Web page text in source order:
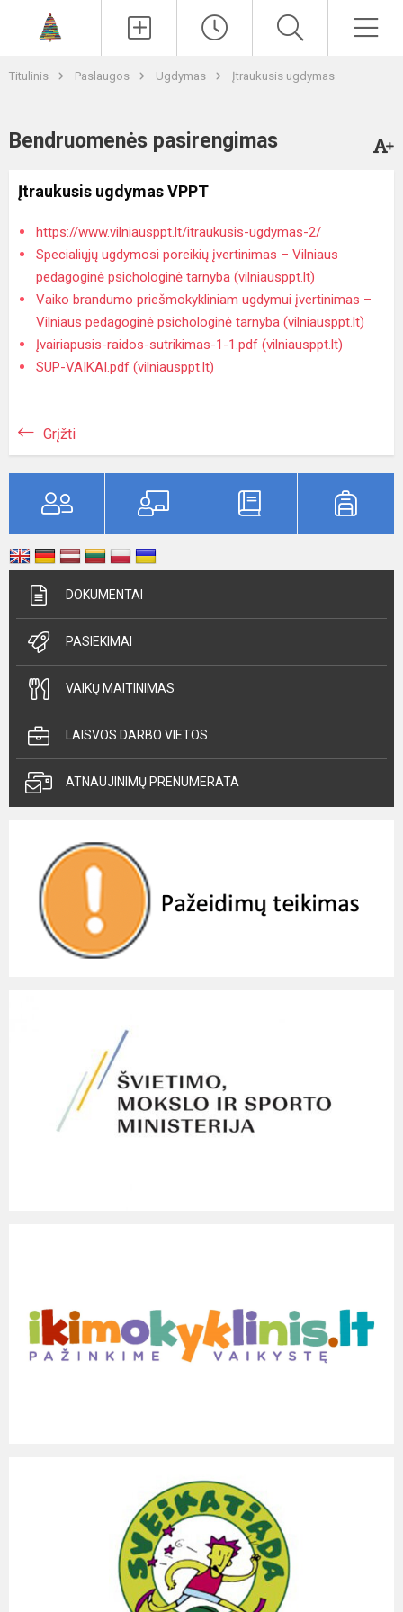
Titulinis Paslaugos Ugdymas Įtraukusis ugdymas
Bendruomenės pasirengimas
Įtraukusis ugdymas VPPT
https://www.vilniausppt.lt/itraukusis-ugdymas-2/
Specialiųjų ugdymosi poreikių įvertinimas – Vilniaus
pedagoginė psichologinė tarnyba (vilniausppt.lt)
Vaiko brandumo priešmokykliniam ugdymui įvertinimas –
Vilniaus pedagoginė psichologinė tarnyba (vilniausppt.lt)
Įvairiapusis-raidos-sutrikimas-1-1.pdf (vilniausppt.lt)
SUP-VAIKAI.pdf (vilniausppt.lt)
Grįžti
DOKUMENTAI
PASIEKIMAI
VAIKŲ MAITINIMAS
LAISVOS DARBO VIETOS
ATNAUJINIMŲ PRENUMERATA